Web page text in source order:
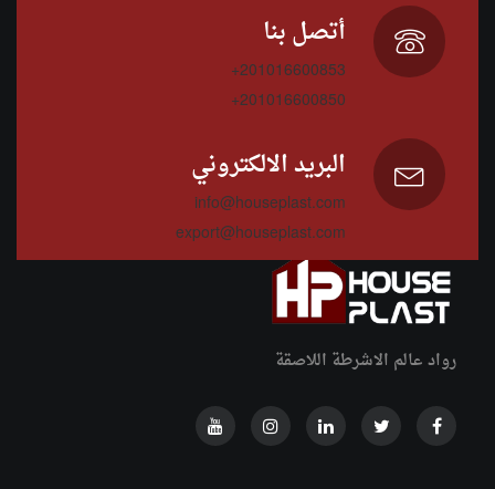
أتصل بنا
+201016600853
+201016600850
البريد الالكتروني
info@houseplast.com
export@houseplast.com
رواد عالم الاشرطة اللاصقة